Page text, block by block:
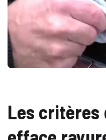
Les critères